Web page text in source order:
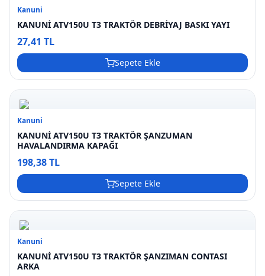
Kanuni
KANUNİ ATV150U T3 TRAKTÖR DEBRİYAJ BASKI YAYI
27,41 TL
Sepete Ekle
Kanuni
KANUNİ ATV150U T3 TRAKTÖR ŞANZUMAN
HAVALANDIRMA KAPAĞI
198,38 TL
Sepete Ekle
Kanuni
KANUNİ ATV150U T3 TRAKTÖR ŞANZIMAN CONTASI
ARKA